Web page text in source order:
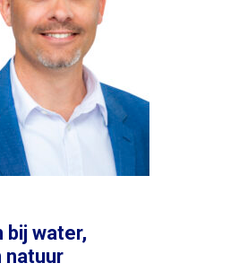
bij water,
natuur